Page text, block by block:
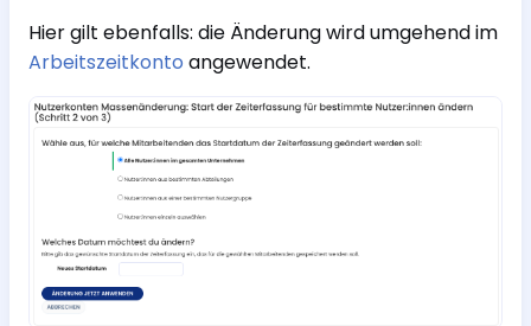
Hier gilt ebenfalls: die Änderung wird umgehend im
Arbeitszeitkonto angewendet.